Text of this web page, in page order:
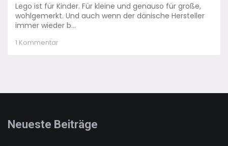
Lego ist für Kinder. Für kleine und genauso für große,
wohlgemerkt. Und auch wenn der dänische Hersteller
immer wieder b...
1 Kommentarzu
Neueste Beiträge